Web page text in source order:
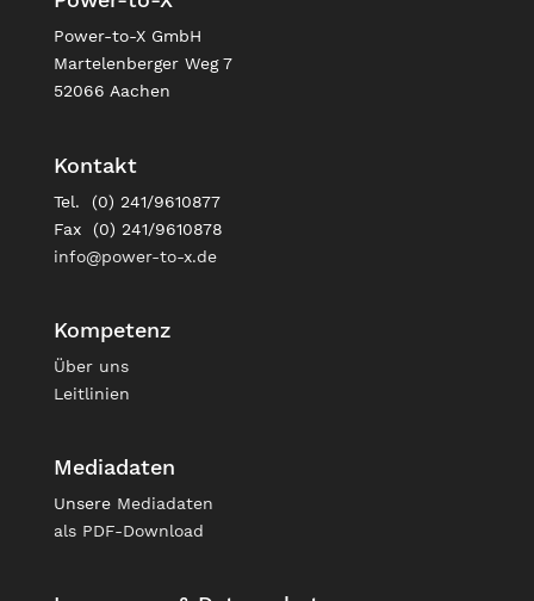
Power-to-X GmbH
Martelenberger Weg 7
52066 Aachen
Kontakt
Tel. (0) 241/9610877
Fax (0) 241/9610878
info@power-to-x.de
Kompetenz
Über uns
Leitlinien
Mediadaten
Unsere Mediadaten
als PDF-Download